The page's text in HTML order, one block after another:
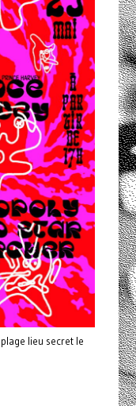
lieu secret le